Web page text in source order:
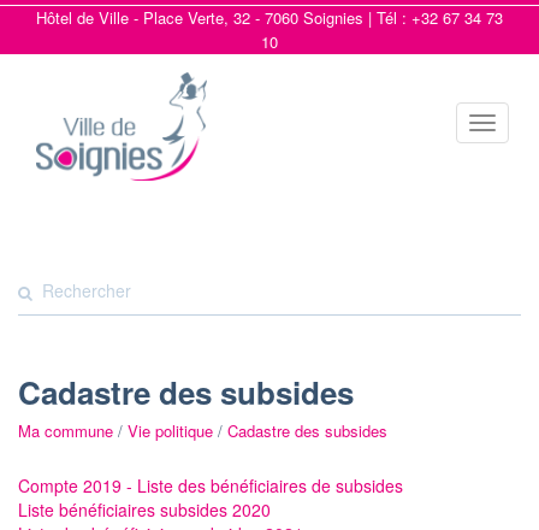
Hôtel de Ville - Place Verte, 32 - 7060 Soignies | Tél : +32 67 34 73
10
Toggle
Cadastre des subsides
Ma commune / Vie politique / Cadastre des subsides
Compte 2019 - Liste des bénéficiaires de subsides
Liste bénéficiaires subsides 2020